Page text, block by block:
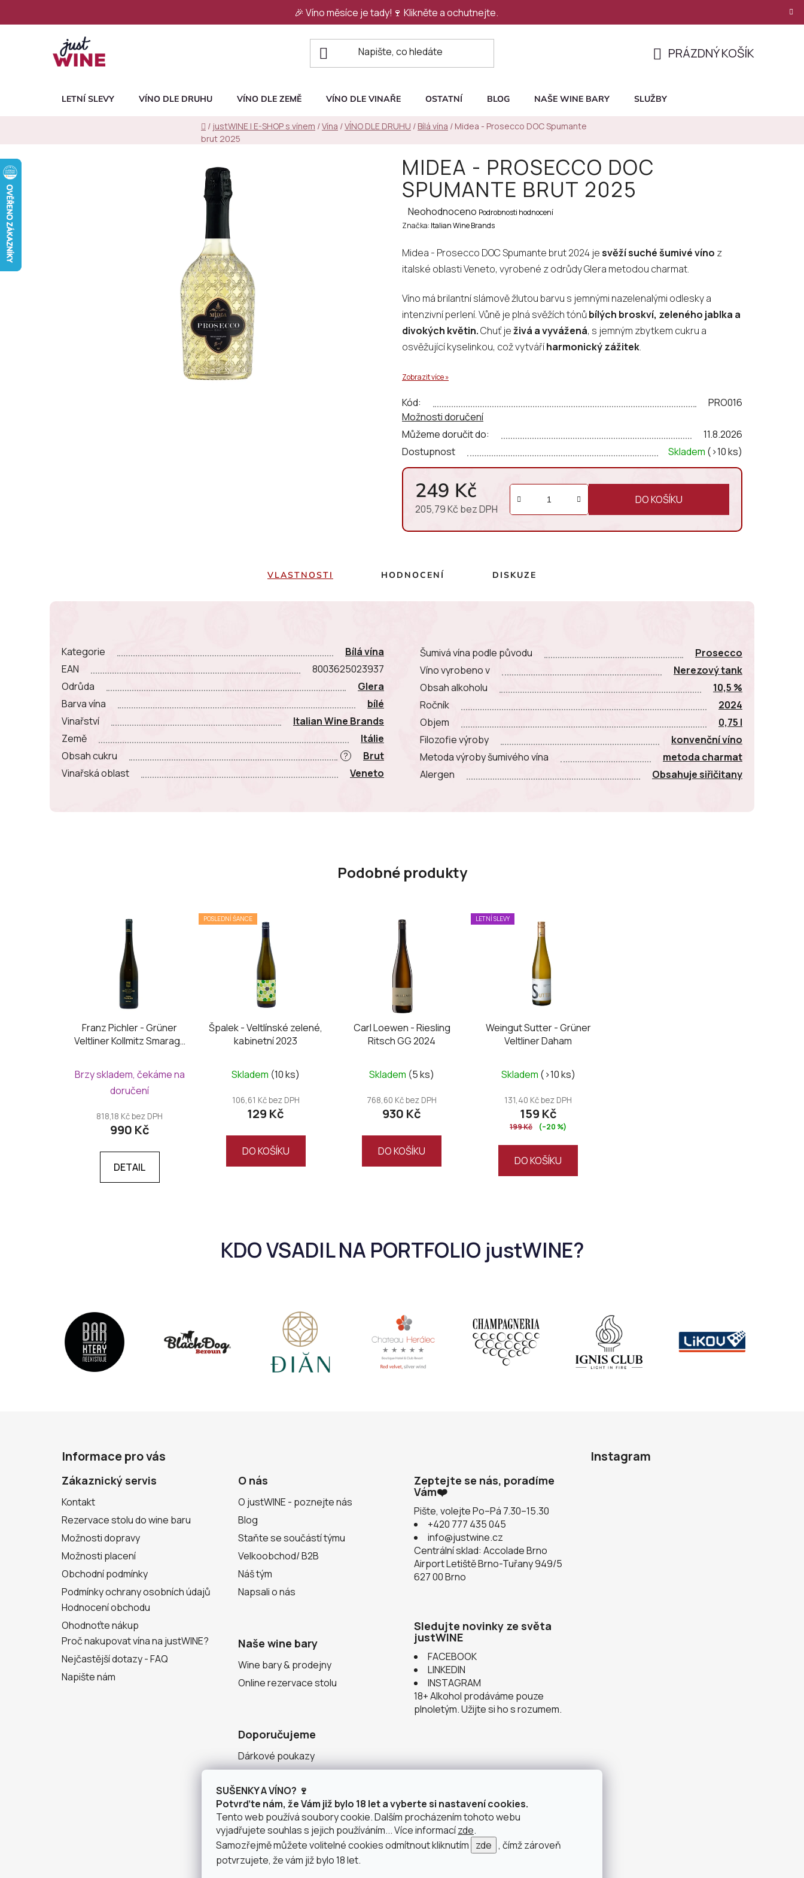
SUŠENKY A VÍNO? 🍷
Potvrďte nám, že Vám již bylo 18 let a vyberte si nastavení cookies.
Tento web používá soubory cookie. Dalším procházením tohoto webu
vyjadřujete souhlas s jejich používáním... Více informacízde.
Samozřejmě můžete volitelné cookies odmítnout kliknutím zde , čímž zároveň
potvrzujete, že vám již bylo 18 let.
🎉 Víno měsíce je tady!🍷 Klikněte a ochutnejte.
KOŠÍK
PRÁZDNÝ KOŠÍK
LETNÍ SLEVY VÍNO DLE DRUHU VÍNO DLE ZEMĚ VÍNO DLE VINAŘE OSTATNÍ BLOG NAŠE WINE BARY SLUŽBY
Domů
/ justWINE | E-SHOP s vínem /Vína /VÍNO DLE DRUHU / Bílá vína / Midea - Prosecco DOC Spumante
brut 2025
MIDEA - PROSECCO DOC
SPUMANTE BRUT 2025
Průměrné
hodnocení
je
0,0
z
5
hvězdiček.
Neohodnoceno Podrobnosti hodnocení
Značka: Italian Wine Brands
Midea - Prosecco DOC Spumante brut 2024 jesvěží suché šumivé víno z
italské oblasti Veneto, vyrobené z odrůdy Glera metodou charmat.
Víno má brilantní slámově žlutou barvu s jemnými nazelenalými odlesky a
intenzivní perlení. Vůně je plná svěžích tónůbílých broskví, zeleného jablka a
divokých květin.Chuť ježivá a vyvážená, s jemným zbytkem cukru a
osvěžující kyselinkou, což vytváříharmonický zážitek.
Zobrazit více »
Dostupnost Skladem (>10 ks)
Můžeme doručit do: 11.8.2026
Možnosti doručení
Kód: PRO016
249 Kč
205,79 Kč bez DPH
Měrná cena:
DO KOŠÍKU
VLASTNOSTI HODNOCENÍ DISKUZE
Kategorie
Bílá vína
EAN
8003625023937
Odrůda
Glera
Barva vína
bílé
Vinařství
Italian Wine Brands
Země
Itálie
?
Obsah cukru
Brut
Vinařská oblast
Veneto
Šumivá vína podle původu
Prosecco
Víno vyrobeno v
Nerezový tank
Obsah alkoholu
10,5 %
Ročník
2024
Objem
0,75 l
Filozofie výroby
konvenční víno
Metoda výroby šumivého vína
metoda charmat
Alergen
Obsahuje siřičitany
Podobné produkty
Franz Pichler - Grüner
Veltliner Kollmitz Smaragd
Brzy skladem, čekáme na
doručení
818,18 Kč bez DPH
990 Kč
DETAIL
POSLEDNÍ ŠANCE
Špalek - Veltlínské zelené,
kabinetní 2023
Skladem (10 ks)
106,61 Kč bez DPH
129 Kč
DO KOŠÍKU
Carl Loewen - Riesling
Ritsch GG 2024
Skladem (5 ks)
768,60 Kč bez DPH
930 Kč
DO KOŠÍKU
LETNÍ SLEVY
Weingut Sutter - Grüner
Veltliner Daham
Skladem (>10 ks)
131,40 Kč bez DPH
159 Kč
199 Kč (–20 %)
DO KOŠÍKU
Informace pro vás
Zákaznický servis
Kontakt
Rezervace stolu do wine baru
Možnosti dopravy
Možnosti placení
Obchodní podmínky
Podmínky ochrany osobních údajů
Hodnocení obchodu
Ohodnoťte nákup
Proč nakupovat vína na justWINE?
Nejčastější dotazy - FAQ
Napište nám
O nás
O justWINE - poznejte nás
Blog
Staňte se součástí týmu
Velkoobchod/ B2B
Náš tým
Napsali o nás
Naše wine bary
Wine bary & prodejny
Online rezervace stolu
Doporučujeme
Dárkové poukazy
Degustace v justWINE
Seznam vinařství
Zeptejte se nás, poradíme
Vám❤️
Pište, volejte Po–Pá 7.30–15.30
+420 777 435 045
info@justwine.cz
Centrální sklad: Accolade Brno
Airport Letiště Brno-Tuřany 949/5
627 00 Brno
Sledujte novinky ze světa
justWINE
FACEBOOK
LINKEDIN
INSTAGRAM
18+ Alkohol prodáváme pouze
plnoletým. Užijte si ho s rozumem.
Instagram